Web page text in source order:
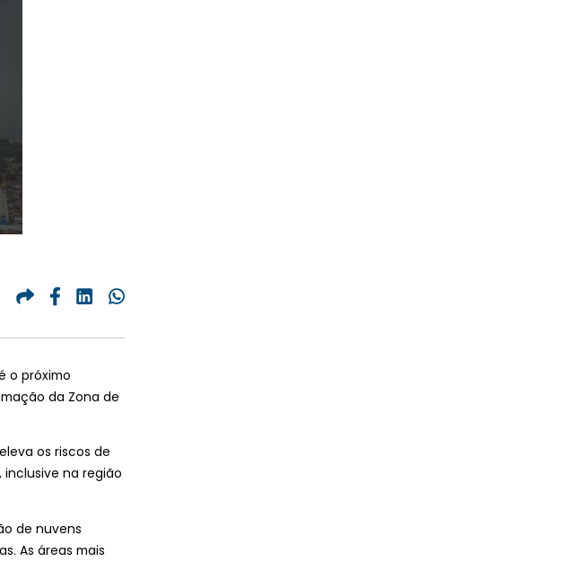
o próximo
da Zona de
os riscos de
na região
de nuvens
As áreas mais